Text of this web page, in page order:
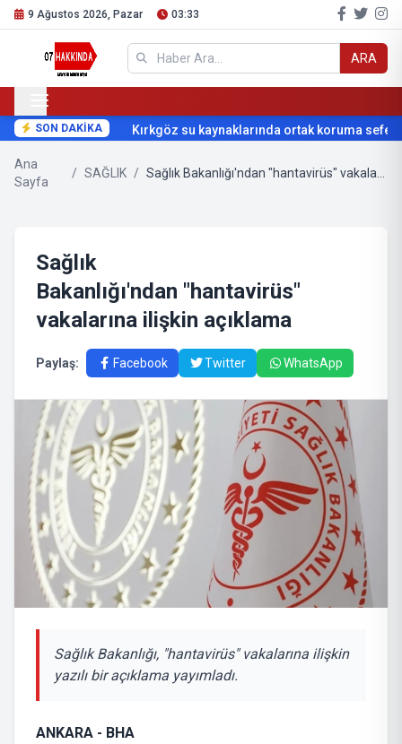
9 Ağustos 2026, Pazar 03:33
ARA
SON DAKİKA Kırkgöz su kaynaklarında ortak koruma
Ana
Sayfa
/ SAĞLIK /
Sağlık
Bakanlığı'ndan "hantavirüs"
vakalarına ilişkin açıklama
Paylaş: Facebook Twitter WhatsApp
Sağlık Bakanlığı, "hantavirüs" vakalarına ilişkin
yazılı bir açıklama yayımladı.
ANKARA - BHA